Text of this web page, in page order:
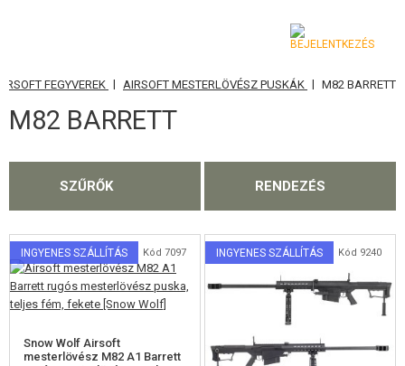
KATEGÓRIA
AIRSOFT FEGYVEREK
AIRSOFT PUSKÁK ÉS GÉPPISZTOLYOK
AIRSOFT MESTERLÖVÉSZ PUSKÁK
M24
FEGYVEREK | AIRSOFT MESTERLÖVÉSZ PUSKÁK | M82 BARRETT
M82 BARRETT
SZŰRŐK RENDEZÉS
INGYENES SZÁLLÍTÁS Kód 7097
Snow Wolf Airsoft
mesterlövész M82 A1 Barrett
INGYENES SZÁLLÍTÁS Kód 9240